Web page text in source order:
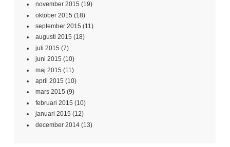
november 2015 (19)
oktober 2015 (18)
september 2015 (11)
augusti 2015 (18)
juli 2015 (7)
juni 2015 (10)
maj 2015 (11)
april 2015 (10)
mars 2015 (9)
februari 2015 (10)
januari 2015 (12)
december 2014 (13)